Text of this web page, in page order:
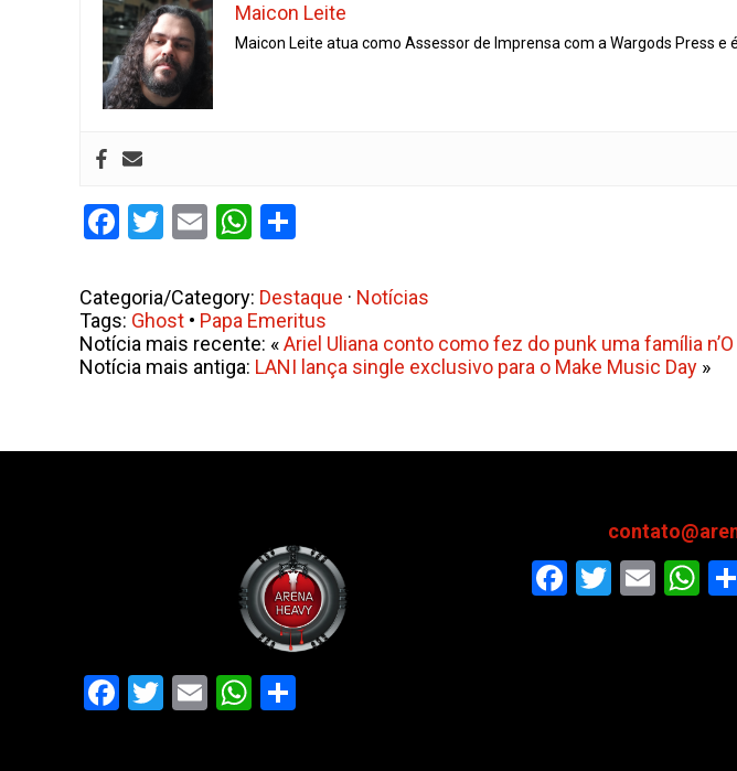
Maicon Leite
Maicon Leite atua como Assessor de Imprensa com a Wargods Press
Facebook
Twitter
EmailWhatsApp
Categoria/Category: Destaque · Notícias
Tags: Ghost • Papa Emeritus
Notícia mais recente: «Ariel Uliana conto como fez do punk uma família
Notícia mais antiga: LANI lança single exclusivo para o Make Music Day »
Facebook
Twitter
EmailWhatsApp
Facebook
Twitter
Email